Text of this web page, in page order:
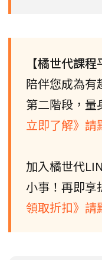
【橘世代課程
陪伴您成為有
第二階段，量
立即了解》請
加入橘世代
小事！再即享
領取折扣》請